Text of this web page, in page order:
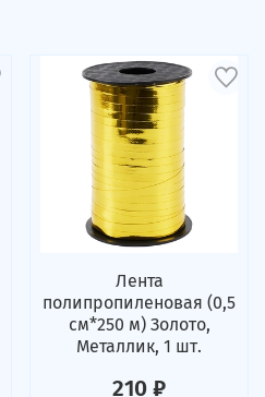
Лента
полипропиленовая (0,5
см*250 м) Золото,
Металлик, 1 шт.
210 ₽